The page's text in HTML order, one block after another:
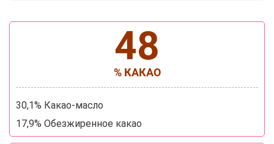
48
% КАКАО
30,1% Какао-масло
17,9% Обезжиренное какао